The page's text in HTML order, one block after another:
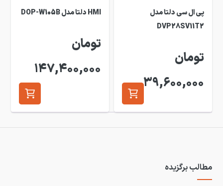
پی ال سی دلتا مدل
DVP28SV11T2
تومان
39,600,000
HMI دلتا مدل DOP-W105B
تومان
147,400,000
مطالب برگزیده